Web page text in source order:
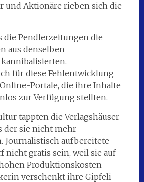
und Aktionäre rieben sich die
die Pendlerzeitungen die
aus denselben
kannibalisierten.
für diese Fehlentwicklung
Portale, die ihre Inhalte
zur Verfügung stellten.
tappten die Verlagshäuser
der sie nicht mehr
Journalistisch aufbereitete
nicht gratis sein, weil sie auf
Produktionskosten
verschenkt ihre Gipfeli